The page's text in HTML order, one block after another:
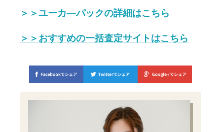
＞＞ユーカ―パックの詳細はこちら
＞＞おすすめの一括査定サイトはこちら